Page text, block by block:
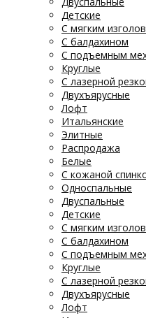
Детские
С мягким
С балдахином
С подъемным
Круглые
С лазерной
Двухъярусные
Лофт
Итальянские
Элитные
Распродажа
Белые
С кожаной
Односпальные
Двуспальные
Детские
С мягким
С балдахином
С подъемным
Круглые
С лазерной
Двухъярусные
Лофт